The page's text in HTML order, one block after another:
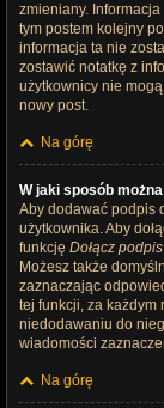
zmieniany. Informacja
tym postem kolejny
informacja ta nie
zostawić notatkę z
użytkownicy nie
nowy post.
Na górę
W jaki sposób
Aby dodawać podpis
użytkownika. Aby
funkcję Dołącz podpis
Możesz także
zaznaczając
tej funkcji, za każdym
niedodawaniu do
wiadomości
Na górę